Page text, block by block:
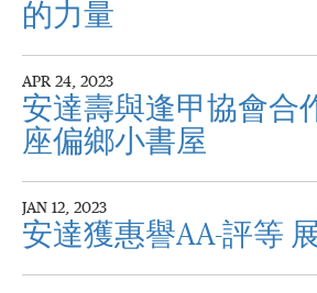
的力量
APR 24, 2023
安達壽與逢甲協會合
座偏鄉小書屋
JAN 12, 2023
安達獲惠譽AA-評等